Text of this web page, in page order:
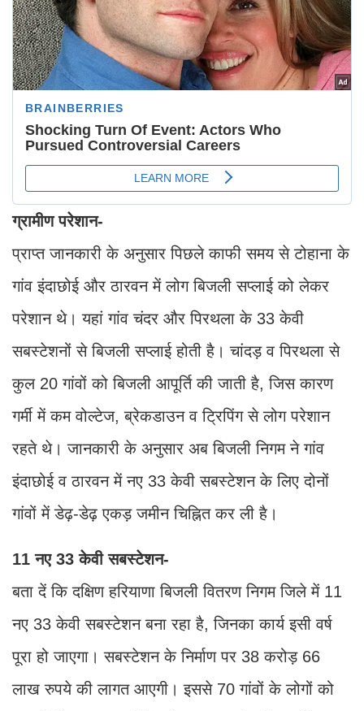
ग्रामीण परेशान-
प्राप्त जानकारी के अनुसार पिछले काफी समय से टोहाना के
गांव इंदाछोई और ठारवन में लोग बिजली सप्लाई को लेकर
परेशान थे। यहां गांव चंदर और पिरथला के 33 केवी
सबस्टेशनों से बिजली सप्लाई होती है। चांदड़ व पिरथला से
कुल 20 गांवों को बिजली आपूर्ति की जाती है, जिस कारण
गर्मी में कम वोल्टेज, ब्रेकडाउन व ट्रिपिंग से लोग परेशान
रहते थे। जानकारी के अनुसार अब बिजली निगम ने गांव
इंदाछोई व ठारवन में नए 33 केवी सबस्टेशन के लिए दोनों
गांवों में डेढ़-डेढ़ एकड़ जमीन चिह्नित कर ली है।
11 नए 33 केवी सबस्टेशन-
बता दें कि दक्षिण हरियाणा बिजली वितरण निगम जिले में 11
नए 33 केवी सबस्टेशन बना रहा है, जिनका कार्य इसी वर्ष
पूरा हो जाएगा। सबस्टेशन के निर्माण पर 38 करोड़ 66
लाख रुपये की लागत आएगी। इससे 70 गांवों के लोगों को